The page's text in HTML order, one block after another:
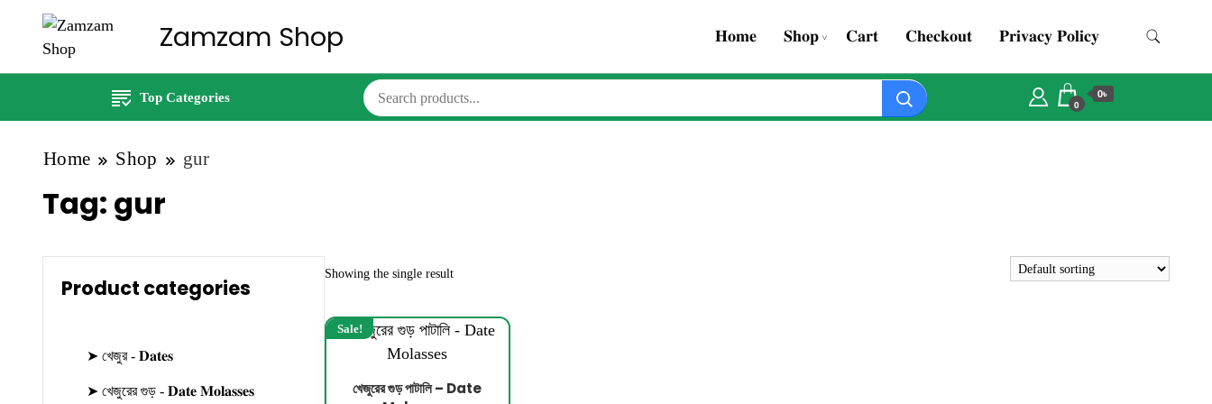
Zamzam Shop 𝐇𝐨𝐦𝐞 𝐒𝐡𝐨𝐩 𝐂𝐚𝐫𝐭 𝐂𝐡𝐞𝐜𝐤𝐨𝐮𝐭 𝐏𝐫𝐢𝐯𝐚𝐜𝐲 𝐏𝐨𝐥𝐢𝐜𝐲
Top Categories 0
0৳
Home Shop gur
Tag: gur
Showing the single result
Sale!
খেজুরের গুড় পাটালি – Date
Product categories
➤ খেজুর - 𝐃𝐚𝐭𝐞𝐬
➤ খেজুরের গুড় - 𝐃𝐚𝐭𝐞 𝐌𝐨𝐥𝐚𝐬𝐬𝐞𝐬